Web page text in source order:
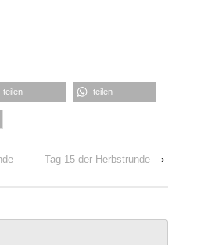
teilen teilen
Tag 15 der Herbstrunde ›